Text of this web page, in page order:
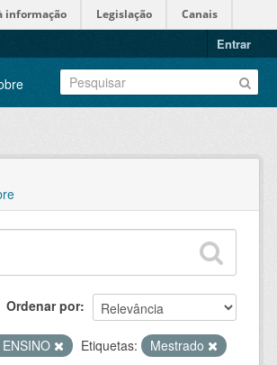
informação Legislação Canais
Entrar
Ordenar por
Etiquetas: Mestrado